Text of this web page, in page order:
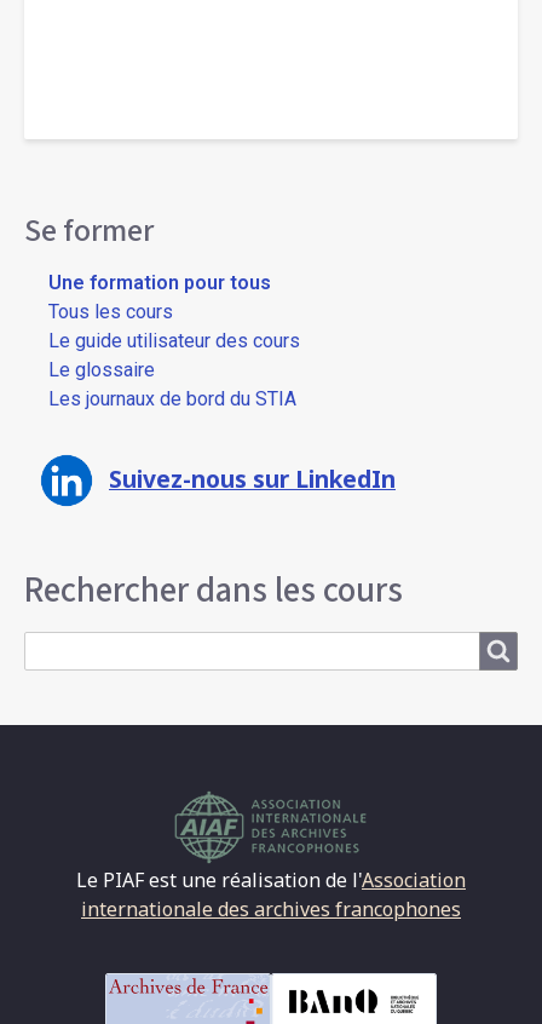
Se former
Une formation pour tous
Tous les cours
Le guide utilisateur des cours
Le glossaire
Les journaux de bord du STIA
Suivez-nous sur LinkedIn
Rechercher dans les cours
Le PIAF est une réalisation de l'Association
internationale des archives francophones